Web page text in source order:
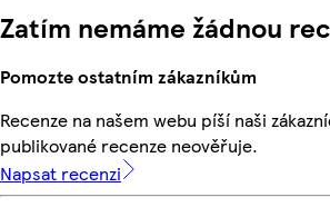
Zatím nemáme žádnou
Pomozte ostatním zákazníkům
Recenze na našem webu píší naši
publikované recenze neověřuje.
Napsat recenzi